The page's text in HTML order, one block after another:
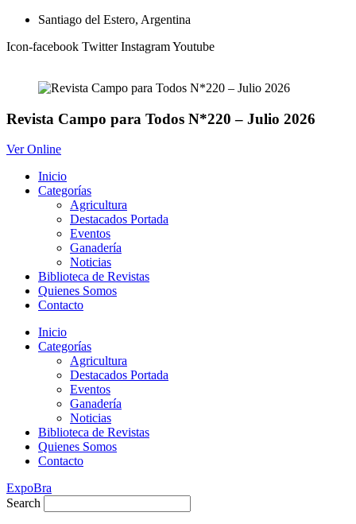
contenido
Santiago del Estero, Argentina
Icon-facebook Twitter InstagramYoutube
Revista Campo para Todos N*220 – Julio 2026
Ver Online
Inicio
Categorías
Agricultura
Destacados Portada
Eventos
Ganadería
Noticias
Biblioteca de Revistas
Quienes Somos
Contacto
Inicio
Categorías
Agricultura
Destacados Portada
Eventos
Ganadería
Noticias
Biblioteca de Revistas
Quienes Somos
Contacto
ExpoBra
Search